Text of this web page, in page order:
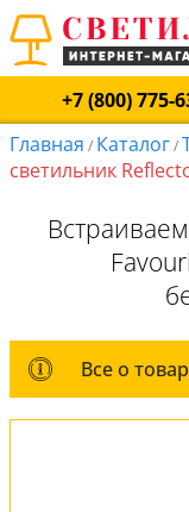
+7 (800) 775-
Главная / Каталог/
светильник
Все о
Все о